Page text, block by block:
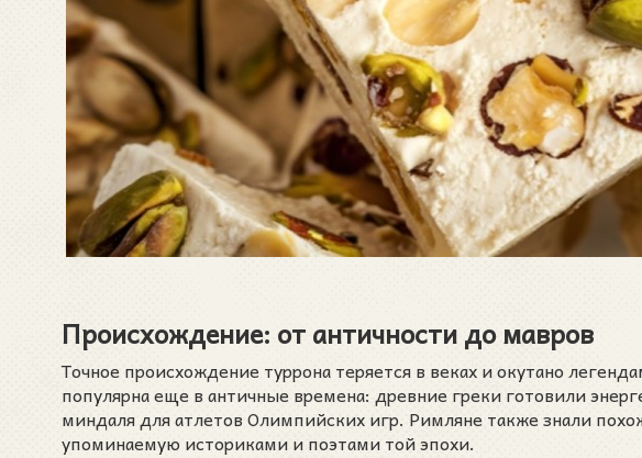
Происхождение: от античности до мавров
Точное происхождение туррона теряется в веках и окутано
популярна еще в античные времена: древние греки готовили
миндаля для атлетов Олимпийских игр. Римляне также знали
упоминаемую историками и поэтами той эпохи.